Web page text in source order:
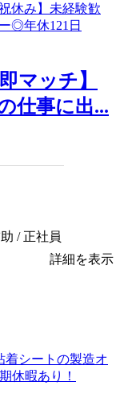
マッチ】
仕事に出...
/ 正社員
詳細を表示